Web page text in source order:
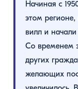
Начиная с
этом регионе,
вилл и начали
Со временем
других
желающих